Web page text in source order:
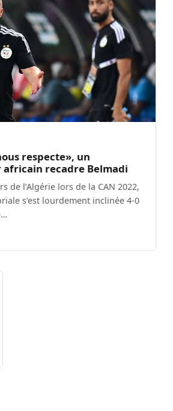
respecte», un
recadre Belmadi
de l’Algérie lors de la CAN 2022,
s’est lourdement inclinée 4-0